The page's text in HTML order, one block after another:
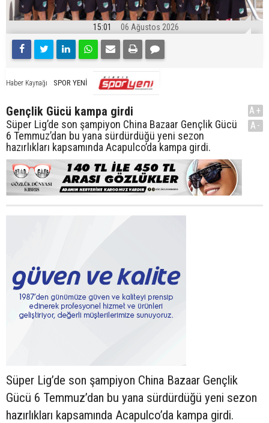
15:01 06 Ağustos 2026
Haber Kaynağı SPOR YENİ
Gençlik Gücü kampa girdi
Süper Lig’de son şampiyon China Bazaar Gençlik Gücü
6 Temmuz’dan bu yana sürdürdüğü yeni sezon
hazırlıkları kapsamında Acapulco’da kampa girdi.
A+
A-
Süper Lig’de son şampiyon China Bazaar Gençlik
Gücü 6 Temmuz’dan bu yana sürdürdüğü yeni sezon
hazırlıkları kapsamında Acapulco’da kampa girdi.